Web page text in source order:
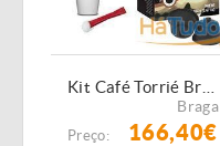
Braga
Preço: 166,40€